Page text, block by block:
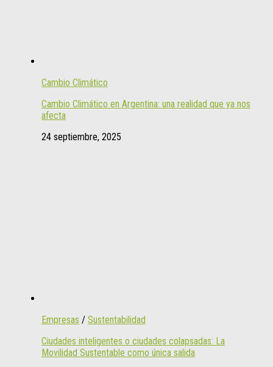
Cambio Climático
Cambio Climático en Argentina: una realidad que ya nos
afecta
24 septiembre, 2025
Empresas / Sustentabilidad
Ciudades inteligentes o ciudades colapsadas: La
Movilidad Sustentable como única salida